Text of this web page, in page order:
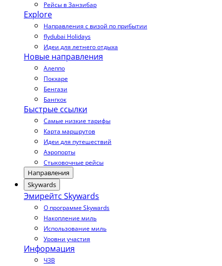
Рейсы в Занзибар
Explore
Направления с визой по прибытии
flydubai Holidays
Идеи для летнего отдыха
Новые направления
Алеппо
Покхаре
Бенгази
Бангкок
Быстрые ссылки
Самые низкие тарифы
Карта маршрутов
Идеи для путешествий
Аэропорты
Стыковочные рейсы
Направления
Skywards
Эмирейтс Skywards
О программе Skywards
Накопление миль
Использование миль
Уровни участия
Информация
ЧЗВ